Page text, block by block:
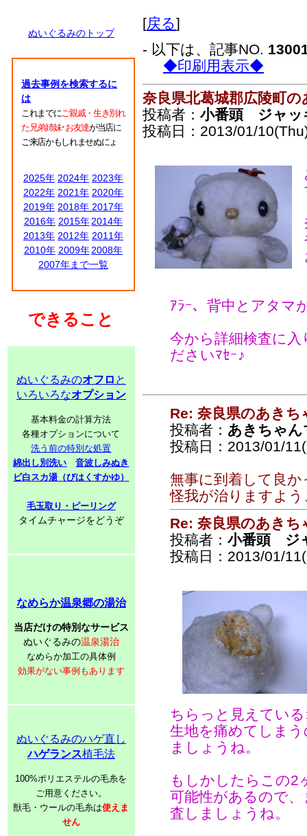
ぬいぐるみのトップ
過去事例を検索するに
は
これまでにご親戚・生き別れ
た兄弟姉妹･お友達が当店に
ご来店かもしれませぬにょ
2025年 2024年 2023年
2022年 2021年 2020年
2019年 2018年 2017年
2016年 2015年 2014年
2013年 2012年 2011年
2010年 2009年 2008年
2007年まで一覧
できること
ぬいぐるみのオフロ と
いろいろなオプション
基本料金の計算方法
各種オプションについて
洗う前の特別な処置
綿出し別洗い
音波しみぬき
ビ白スカ湯（びはくすかゆ）
毛玉取り・ピーリング
タイムチャージをどうぞ
なめらか温泉郷の湯治
当店だけの特別なサービス
ぬいぐるみの温泉湯治
なめらか加工の具体例
効果がない事例もあります
ぬいぐるみのハゲ直し
ハゲランス植毛法
100%ポリエステルの毛糸を
ご用意ください。
獣毛・ウールの毛糸は使えま
せん
[戻る]
- 以下は、記事NO.
◆印刷用表示◆
奈良県北葛城郡広陵町
投稿者： 小番頭 ジャッ
投稿日：2013/01/
ｱﾗｰ、背中とアタマ
今から詳細検査に
ださいﾏｾｰ♪
Re: 奈良県のあきち
投稿者： あきちゃん
投稿日：2013/01/
無事に到着して良
怪我が治りますよ
Re: 奈良県のあきち
投稿者： 小番頭 ジ
投稿日：2013/01/
ちらっと見えてい
生地を痛めてしま
ましょうね。
もしかしたらこの2
可能性があるので
査しましょうね。